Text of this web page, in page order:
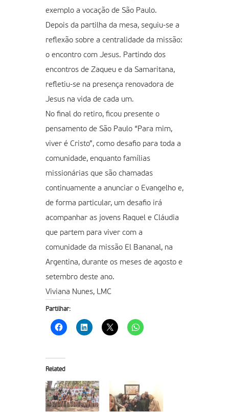
exemplo a vocação de São Paulo.
Depois da partilha da mesa, seguiu-se a
reflexão sobre a centralidade da missão:
o encontro com Jesus. Partindo dos
encontros de Zaqueu e da Samaritana,
refletiu-se na presença renovadora de
Jesus na vida de cada um.
No final do retiro, ficou presente o
pensamento de São Paulo “Para mim,
viver é Cristo”, como desafio para toda a
comunidade, enquanto famílias
missionárias que são chamadas
continuamente a anunciar o Evangelho e,
de forma particular, um desafio irá
acompanhar as jovens Raquel e Cláudia
que partem para viver com a
comunidade da missão El Bananal, na
Argentina, durante os meses de agosto e
setembro deste ano.
Viviana Nunes, LMC
Partilhar:
Related